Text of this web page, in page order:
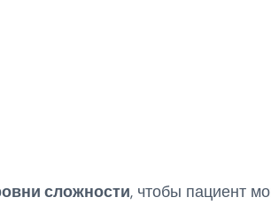
сложности, чтобы пациент